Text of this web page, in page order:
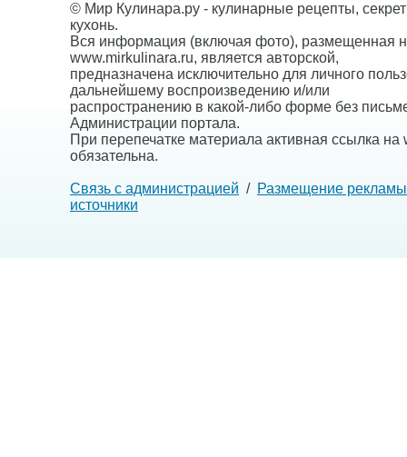
© Мир Кулинара.ру - кулинарные рецепты,
кухонь.
Вся информация (включая фото), размещенная
www.mirkulinara.ru, является авторской,
предназначена исключительно для личного
дальнейшему воспроизведению и/или
распространению в какой-либо форме без
Администрации портала.
При перепечатке материала активная ссылка на
обязательна.
Связь с администрацией / Размещение рекламы
источники